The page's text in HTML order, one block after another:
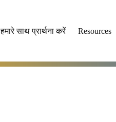
हमारे साथ प्रार्थना करें Resources